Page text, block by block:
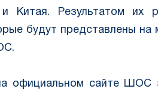
и Китая. Результатом их
будут представлены
официальном сайте ШОС